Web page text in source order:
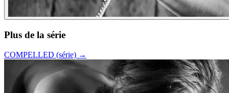
Plus de la série
COMPELLED (série) →